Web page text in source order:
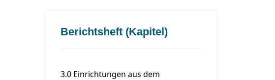
Berichtsheft (Kapitel)
3.0 Einrichtungen aus dem